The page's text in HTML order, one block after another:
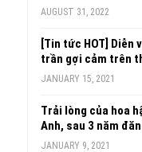
AUGUST 31, 2022
[Tin tức HOT] Diễn
trần gợi cảm trên
JANUARY 15, 2021
Trải lòng của hoa
Anh, sau 3 năm
JANUARY 9, 2021